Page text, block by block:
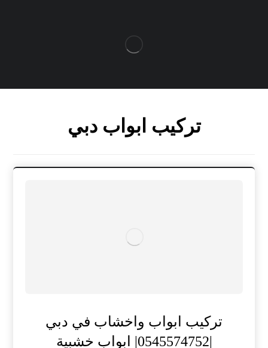
تركيب ابواب دبي
تركيب ابواب واخشاب في دبي